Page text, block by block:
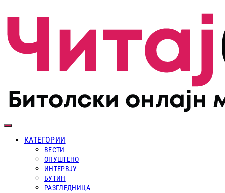
КАТЕГОРИИ
ВЕСТИ
ОПУШТЕНО
ИНТЕРВЈУ
БУТИН
РАЗГЛЕДНИЦА